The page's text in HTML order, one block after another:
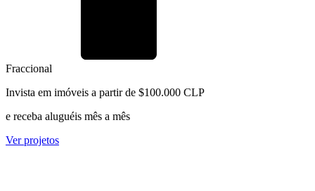
Fraccional
Invista em imóveis a partir de $100.000 CLP
e receba aluguéis mês a mês
Ver projetos